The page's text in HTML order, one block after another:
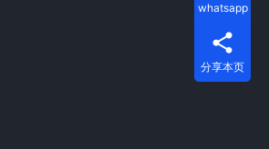
whatsapp
分享本页